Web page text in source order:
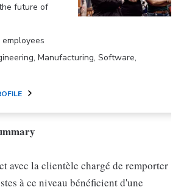
future of
Manufacturing, Software,
avec la clientèle chargé de remporter
à ce niveau bénéficient d'une